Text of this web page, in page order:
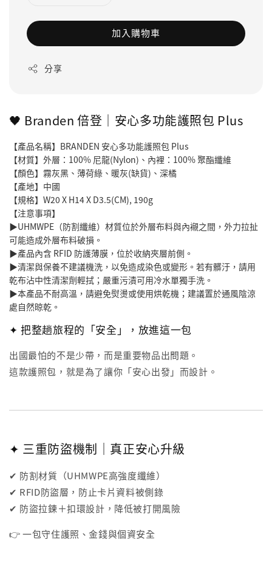
加入購物車
分享
🖤 Branden 倍登｜安心多功能護照包 Plus
【產品名稱】BRANDEN 安心多功能護照包 Plus
【材質】外層：100% 尼龍(Nylon)、內裡：100% 聚酯纖維
【顏色】霧灰黑、薄荷綠、暖灰(缺貨)、深橘
【產地】中國
【規格】W20 X H14 X D3.5(CM), 190g
【注意事項】
▶UHMWPE（防割纖維）材質位於外層布料與內襯之間，外力拉扯
可能造成外層布料破損。
▶產品內含 RFID 防護薄膜，位於收納夾層前側。
▶清潔與保養不建議機洗，以免造成染色或變形。若有髒汙，請用
乾布沾中性清潔劑輕拭；嚴重污漬可用冷水單獨手洗。
▶本產品不耐高溫，請避免熨燙或使用烘乾機；建議置於通風陰涼
處自然晾乾。
✦ 把整趟旅程的「安全」，放進這一包
出國最怕的不是少帶，而是重要物品出問題。
這款護照包，就是為了讓你「安心出發」而設計。
✦ 三重防盜機制｜真正安心升級
✔ 防割材質（UHMWPE高強度纖維）
✔ RFID防盜層，防止卡片資料被側錄
✔ 防盜拉鍊＋扣環設計，降低被打開風險
👉 一包守住護照、金錢與個資安全